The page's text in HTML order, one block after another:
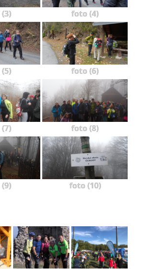
foto (4)
foto (6)
foto (8)
foto (10)